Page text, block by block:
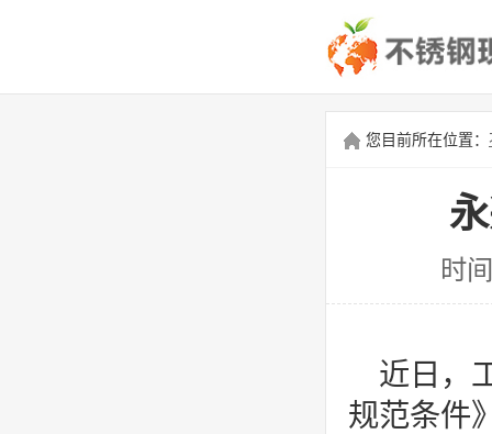
您目前所在位置：
时
近日，
规范条件